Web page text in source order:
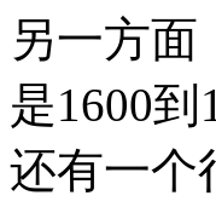
另一方
是1600
还有一个